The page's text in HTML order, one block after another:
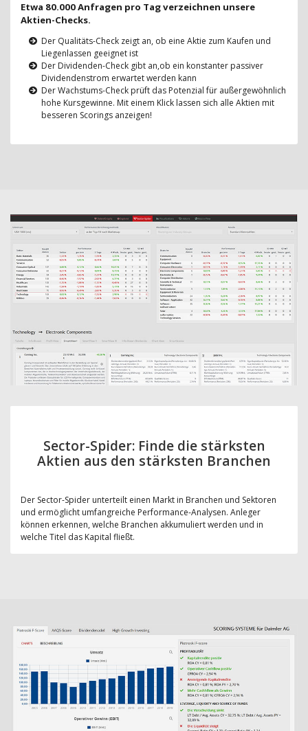
Etwa 80.000 Anfragen pro Tag verzeichnen unsere
Aktien-Checks.
Der Qualitäts-Check zeigt an, ob eine Aktie zum Kaufen und
Liegenlassen geeignet ist
Der Dividenden-Check gibt an,ob ein konstanter passiver
Dividendenstrom erwartet werden kann
Der Wachstums-Check prüft das Potenzial für außergewöhnlich
hohe Kursgewinne. Mit einem Klick lassen sich alle Aktien mit
besseren Scorings anzeigen!
Sector-Spider: Finde die stärksten
Aktien aus den stärksten Branchen
Der Sector-Spider unterteilt einen Markt in Branchen und Sektoren
und ermöglicht umfangreiche Performance-Analysen. Anleger
können erkennen, welche Branchen akkumuliert werden und in
welche Titel das Kapital fließt.